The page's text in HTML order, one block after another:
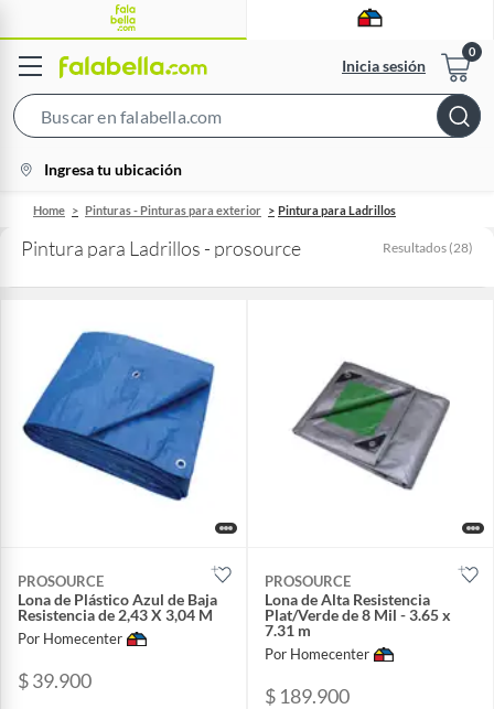
Inicia sesión
Bar
location-
icon
Ingresa tu ubicación
Home Pinturas - Pinturas para exterior Pintura para Ladrillos
Pintura para Ladrillos - prosource Resultados (28)
PROSOURCE
Lona de Plástico Azul de Baja
Resistencia de 2,43 X 3,04 M
Por Homecenter
$ 39.900
PROSOURCE
Lona de Alta Resistencia
Plat/Verde de 8 Mil - 3.65 x
7.31 m
Por Homecenter
$ 189.900